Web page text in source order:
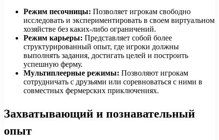
Режим песочницы: Позволяет игрокам свободно
исследовать и экспериментировать в своем виртуальном
хозяйстве без каких-либо ограничений.
Режим карьеры: Представляет собой более
структурированный опыт, где игроки должны
выполнять задания, достигать целей и построить
успешную ферму.
Мультиплеерные режимы: Позволяют игрокам
сотрудничать с друзьями или соревноваться с ними в
совместных фермерских приключениях.
Захватывающий и познавательный
опыт